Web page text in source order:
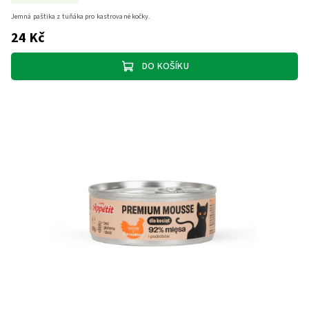
24 Kč
DO KOŠÍKU
Jemná paštika z tuňáka pro kastrované kočky.